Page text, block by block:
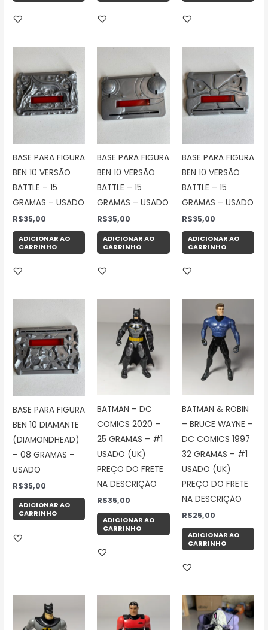
BASE PARA FIGURA
BEN 10 VERSÃO
BATTLE – 15
GRAMAS – USADO
R$35,00
ADICIONAR AO
CARRINHO
BASE PARA FIGURA
BEN 10 VERSÃO
BATTLE – 15
GRAMAS – USADO
R$35,00
ADICIONAR AO
CARRINHO
BASE PARA FIGURA
BEN 10 VERSÃO
BATTLE – 15
GRAMAS – USADO
R$35,00
ADICIONAR AO
CARRINHO
BASE PARA FIGURA
BEN 10 DIAMANTE
(DIAMONDHEAD)
– 08 GRAMAS –
USADO
R$35,00
ADICIONAR AO
CARRINHO
BATMAN – DC
COMICS 2020 –
25 GRAMAS – #1
USADO (UK)
PREÇO DO FRETE
NA DESCRIÇÃO
R$35,00
ADICIONAR AO
CARRINHO
BATMAN & ROBIN
– BRUCE WAYNE –
DC COMICS 1997
32 GRAMAS – #1
USADO (UK)
PREÇO DO FRETE
NA DESCRIÇÃO
R$25,00
ADICIONAR AO
CARRINHO